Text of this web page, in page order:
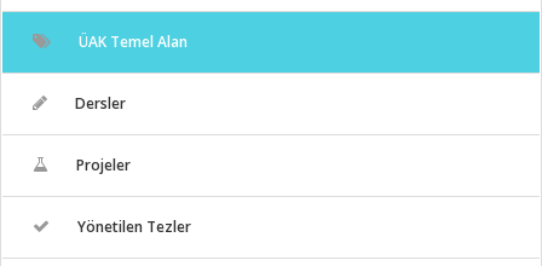
ÜAK Temel Alan
Dersler
Projeler
Yönetilen Tezler